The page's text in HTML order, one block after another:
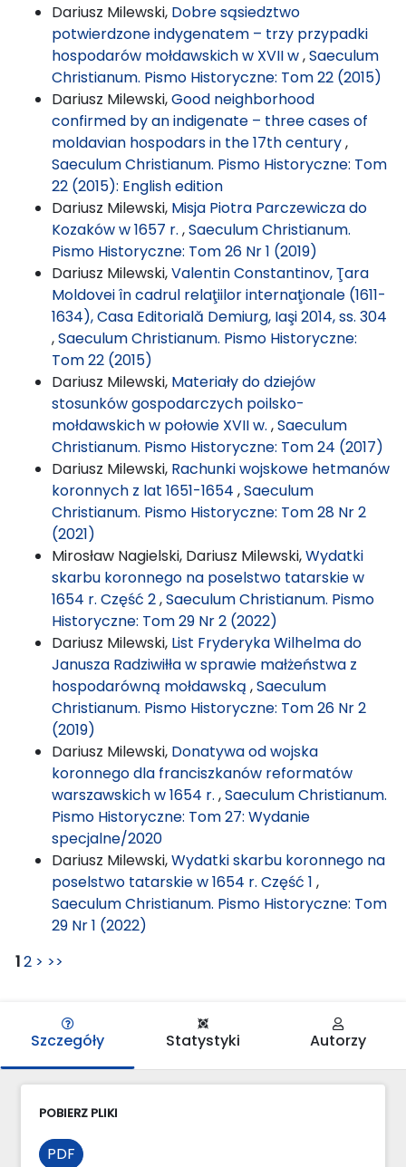
Dariusz Milewski, Dobre sąsiedztwo
potwierdzone indygenatem – trzy przypadki
hospodarów mołdawskich w XVII w,Saeculum
Christianum. Pismo Historyczne: Tom 22 (2015)
Dariusz Milewski,Good neighborhood
confirmed by an indigenate – three cases of
moldavian hospodars in the 17th century,
Saeculum Christianum. Pismo Historyczne: Tom
22 (2015): English edition
Dariusz Milewski, Misja Piotra Parczewicza do
Kozaków w 1657 r. ,Saeculum Christianum.
Pismo Historyczne: Tom 26 Nr 1 (2019)
Dariusz Milewski,Valentin Constantinov, Ţara
Moldovei în cadrul relaţiilor internaţionale (1611-
1634), Casa Editorială Demiurg, Iaşi 2014, ss. 304
,Saeculum Christianum. Pismo Historyczne:
Tom 22 (2015)
Dariusz Milewski, Materiały do dziejów
stosunków gospodarczych poilsko-
mołdawskich w połowie XVII w. ,Saeculum
Christianum. Pismo Historyczne: Tom 24 (2017)
Dariusz Milewski, Rachunki wojskowe hetmanów
koronnych z lat 1651-1654 ,Saeculum
Christianum. Pismo Historyczne: Tom 28 Nr 2
(2021)
Mirosław Nagielski, Dariusz Milewski,Wydatki
skarbu koronnego na poselstwo tatarskie w
1654 r. Część 2,Saeculum Christianum. Pismo
Historyczne: Tom 29 Nr 2 (2022)
Dariusz Milewski, List Fryderyka Wilhelma do
Janusza Radziwiłła w sprawie małżeństwa z
hospodarówną mołdawską ,Saeculum
Christianum. Pismo Historyczne: Tom 26 Nr 2
(2019)
Dariusz Milewski, Donatywa od wojska
koronnego dla franciszkanów reformatów
warszawskich w 1654 r. ,Saeculum Christianum.
Pismo Historyczne: Tom 27: Wydanie
specjalne/2020
Dariusz Milewski,Wydatki skarbu koronnego na
poselstwo tatarskie w 1654 r. Część 1 ,
Saeculum Christianum. Pismo Historyczne: Tom
29 Nr 1 (2022)
12 > >>
Szczegóły Statystyki Autorzy
POBIERZ PLIKI
PDF